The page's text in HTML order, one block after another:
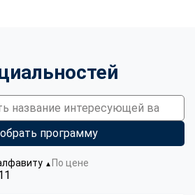
программу
▼ По цене